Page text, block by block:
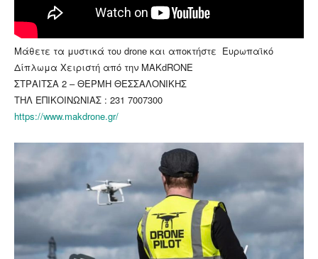
Μάθετε τα μυστικά του drone και αποκτήστε Ευρωπαϊκό
Δίπλωμα Χειριστή από την MAKdRONE
ΣΤΡΑΙΤΣΑ 2 – ΘΕΡΜΗ ΘΕΣΣΑΛΟΝΙΚΗΣ
ΤΗΛ ΕΠΙΚΟΙΝΩΝΙΑΣ : 231 7007300
https://www.makdrone.gr/